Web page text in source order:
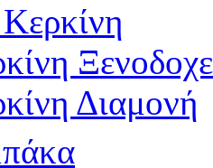
Διαμονή